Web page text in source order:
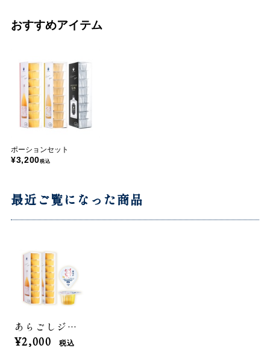
おすすめアイテム
ポーションセット
¥3,200税込
最近ご覧になった商品
あらごしジンジャー<ポーションタイプ>2箱セット
¥2,000 税込